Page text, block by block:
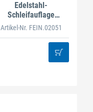
Edelstahl-
Schleifauflage
GI/GIS75
Artikel-Nr. FEIN.02051